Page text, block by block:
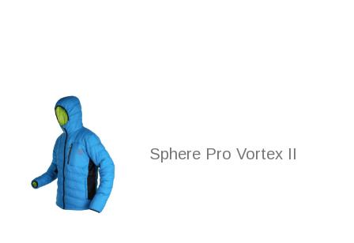
Sphere Pro Vortex II